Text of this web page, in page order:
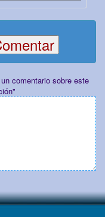
comentario sobre este